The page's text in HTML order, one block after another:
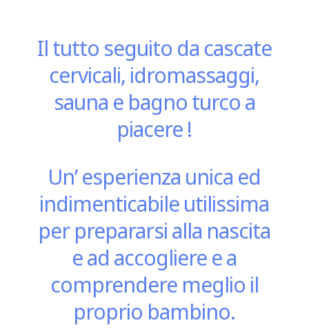
Il tutto seguito da cascate
cervicali, idromassaggi,
sauna e bagno turco a
piacere !
Un’ esperienza unica ed
indimenticabile utilissima
per prepararsi alla nascita
e ad accogliere e a
comprendere meglio il
proprio bambino.